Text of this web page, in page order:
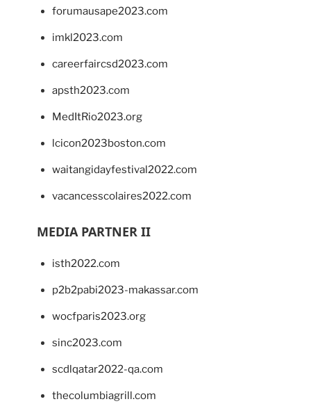
forumausape2023.com
imkl2023.com
careerfaircsd2023.com
apsth2023.com
MedItRio2023.org
lcicon2023boston.com
waitangidayfestival2022.com
vacancesscolaires2022.com
MEDIA PARTNER II
isth2022.com
p2b2pabi2023-makassar.com
wocfparis2023.org
sinc2023.com
scdlqatar2022-qa.com
thecolumbiagrill.com